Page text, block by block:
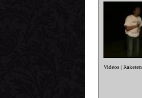
Videos |Raketen